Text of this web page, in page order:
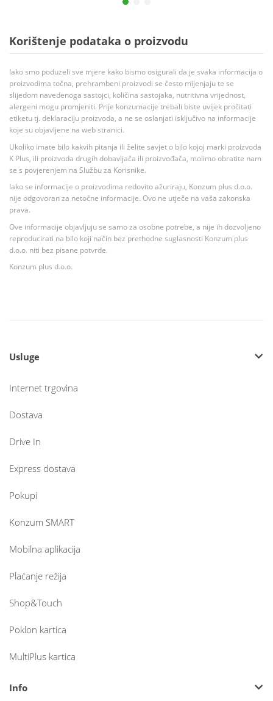
Korištenje podataka o proizvodu
Iako smo poduzeli sve mjere kako bismo osigurali da je svaka informacija o
proizvodima točna, prehrambeni proizvodi se često mijenjaju te se
slijedom navedenoga sastojci, količina sastojaka, nutritivna vrijednost,
alergeni mogu promjeniti. Prije konzumacije trebali biste uvijek pročitati
etiketu tj. deklaraciju proizvoda, a ne se oslanjati isključivo na informacije
koje su objavljene na web stranici.
Ukoliko imate bilo kakvih pitanja ili želite savjet o bilo kojoj marki proizvoda
K Plus, ili proizvoda drugih dobavljača ili proizvođača, molimo obratite nam
se s povjerenjem na Službu za Korisnike.
Iako se informacije o proizvodima redovito ažuriraju, Konzum plus d.o.o.
nije odgovoran za netočne informacije. Ovo ne utječe na vaša zakonska
prava.
Ove informacije objavljuju se samo za osobne potrebe, a nije ih dozvoljeno
reproducirati na bilo koji način bez prethodne suglasnosti Konzum plus
d.o.o. niti bez pisane potvrde.
Konzum plus d.o.o.
Usluge
Internet trgovina
Dostava
Drive In
Express dostava
Pokupi
Konzum SMART
Mobilna aplikacija
Plaćanje režija
Shop&Touch
Poklon kartica
MultiPlus kartica
Info